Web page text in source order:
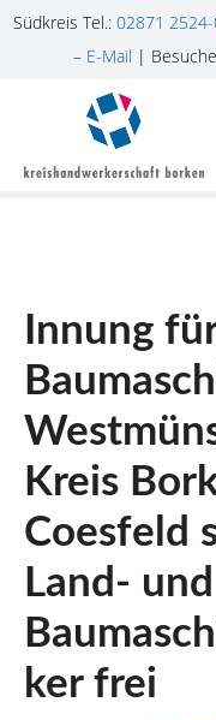
Südkreis Tel.: 02871
– E-Mail |
Innung
Kreis
Coesfeld
Land- und
ker frei